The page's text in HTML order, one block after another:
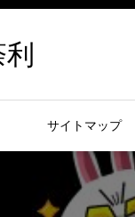
サイトマップ